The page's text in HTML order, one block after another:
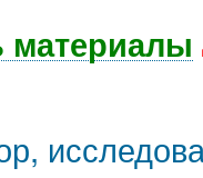
материалы